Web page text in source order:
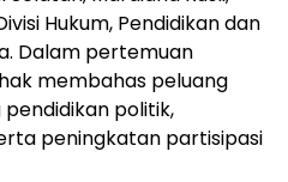
Hukum, Pendidikan dan
Dalam pertemuan
membahas peluang
politik,
peningkatan partisipasi